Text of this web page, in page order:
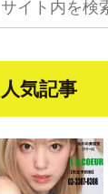
人気記事